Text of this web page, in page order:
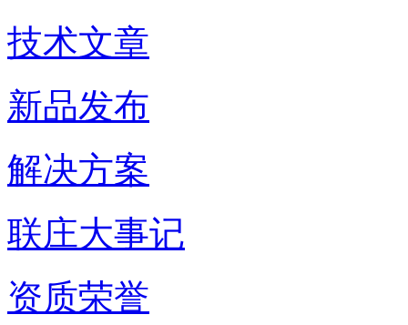
技术文章
新品发布
解决方案
联庄大事记
资质荣誉